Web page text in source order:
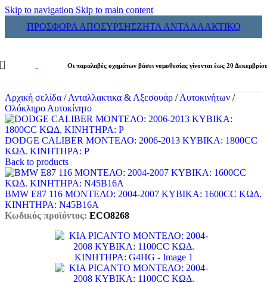
Skip to navigation Skip to main content
ΠΡΟΣΦΟΡΑ ΑΠΟΣΥΡΣΗΣΖΗΤΑ ΑΝΤΑΛΛΑΚΤΙΚΟ
Οι παραλαβές οχημάτων βάσει νομοθεσίας γίνονται έως 20
Αρχική σελίδα / Ανταλλακτικα & Αξεσουάρ / Αυτοκινήτων /
Ολόκληρο Αυτοκίνητο
DODGE CALIBER ΜΟΝΤΕΛΟ: 2006-2013 ΚΥΒΙΚΑ: 1800CC
ΚΩΔ. ΚΙΝΗΤΗΡΑ: P
Back to products
BMW E87 116 ΜΟΝΤΕΛΟ: 2004-2007 ΚΥΒΙΚΑ: 1600CC ΚΩΔ.
ΚΙΝΗΤΗΡΑ: N45B16A
Κωδικός προϊόντος: ECO8268